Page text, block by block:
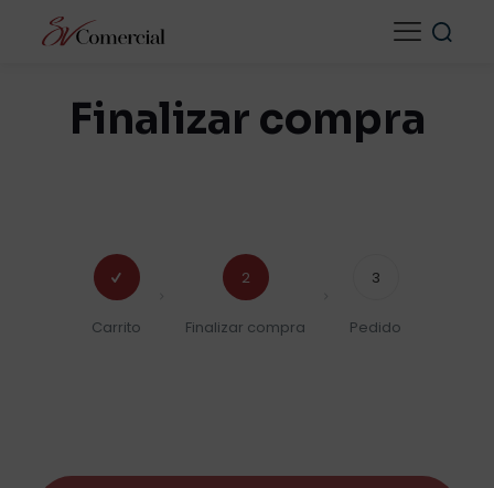
Finalizar compra
Carrito
2
Finalizar compra
3
Pedido